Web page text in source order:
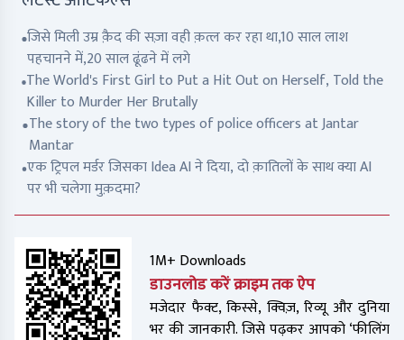
जिसे मिली उम्र क़ैद की सज़ा वही क़त्ल कर रहा था,10 साल लाश
पहचानने में,20 साल ढूंढने में लगे
The World's First Girl to Put a Hit Out on Herself, Told the
Killer to Murder Her Brutally
The story of the two types of police officers at Jantar
Mantar
एक ट्रिपल मर्डर जिसका Idea AI ने दिया, दो क़ातिलों के साथ क्या AI
पर भी चलेगा मुक़दमा?
1M+ Downloads
डाउनलोड करें क्राइम तक ऐप
मजेदार फैक्ट, किस्से, क्विज़, रिव्यू और दुनिया
भर की जानकारी. जिसे पढ़कर आपको ‘फीलिंग